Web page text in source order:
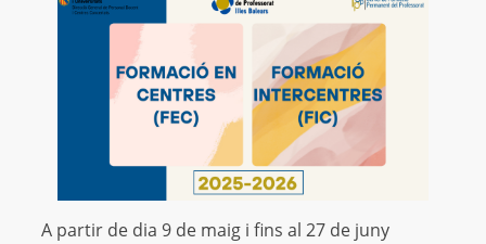
A partir de dia 9 de maig i fins al 27 de juny